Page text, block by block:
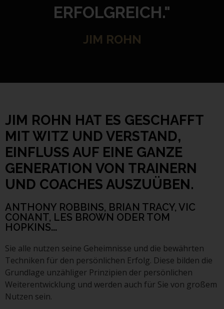
ERFOLGREICH."
JIM ROHN
JIM ROHN HAT ES GESCHAFFT
MIT WITZ UND VERSTAND,
EINFLUSS AUF EINE GANZE
GENERATION VON TRAINERN
UND COACHES AUSZUÜBEN.
ANTHONY ROBBINS, BRIAN TRACY, VIC
CONANT, LES BROWN ODER TOM
HOPKINS...
Sie alle nutzen seine Geheimnisse und die bewährten
Techniken für den persönlichen Erfolg. Diese bilden die
Grundlage unzähliger Prinzipien der persönlichen
Weiterentwicklung und werden auch für Sie von großem
Nutzen sein.